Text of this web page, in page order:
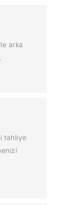
arka
tahliye